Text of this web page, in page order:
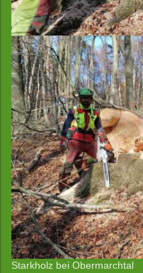
Starkholz bei Obermarchtal